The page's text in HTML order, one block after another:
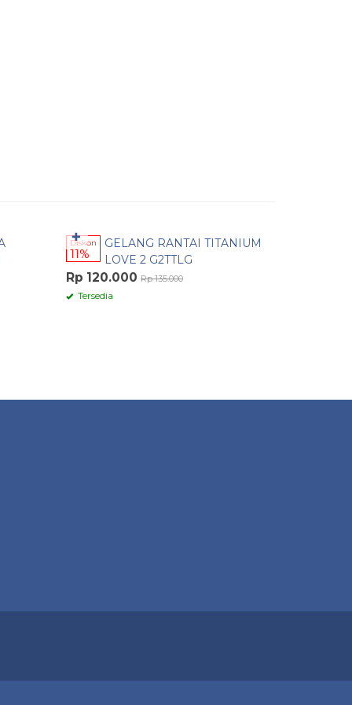
Diskon
11%
GELANG RANTAI TITANIUM
LOVE 2 G2TTLG
Rp 120.000 Rp 135.000
Tersedia
✚